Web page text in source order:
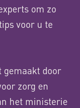
om zo
voor u te
gemaakt door
zorg en
het ministerie